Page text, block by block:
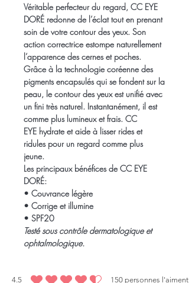
Véritable perfecteur du regard, CC EYE
DORÉ redonne de l’éclat tout en prenant
soin de votre contour des yeux. Son
action correctriceestompe naturellement
l’apparence des cernes et poches.
Grâce à la technologie coréenne des
pigments encapsulés qui se fondent sur la
peau, le contour des yeux est unifié avec
un fini très naturel. Instantanément, il est
comme plus lumineux et frais. CC
EYE hydrate et aide à lisser rides et
ridules pour un regard comme plus
jeune.
Les principaux bénéfices de CC EYE
DORÉ:
• Couvrance légère
• Corrige et illumine
• SPF20
Testé sous contrôle dermatologique et
ophtalmologique.
4.5 150 personnes l'aiment